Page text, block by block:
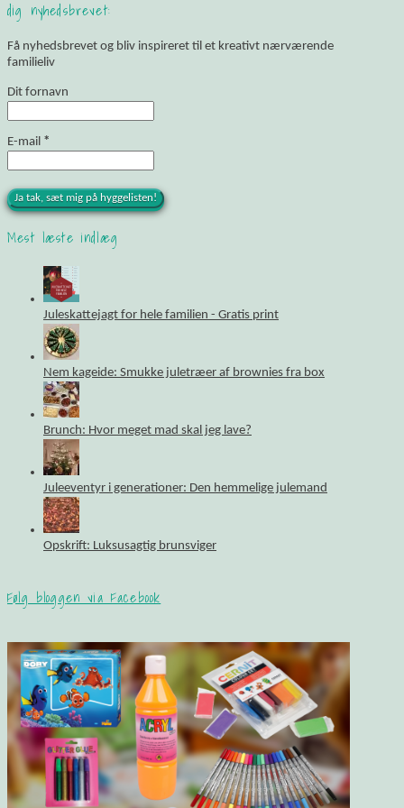
dig nyhedsbrevet:
Få nyhedsbrevet og bliv inspireret til et kreativt nærværende
familieliv
Dit fornavn
E-mail *
Mest læste indlæg
Juleskattejagt for hele familien - Gratis print
Nem kageide: Smukke juletræer af brownies fra box
Brunch: Hvor meget mad skal jeg lave?
Juleeventyr i generationer: Den hemmelige julemand
Opskrift: Luksusagtig brunsviger
Følg bloggen via Facebook